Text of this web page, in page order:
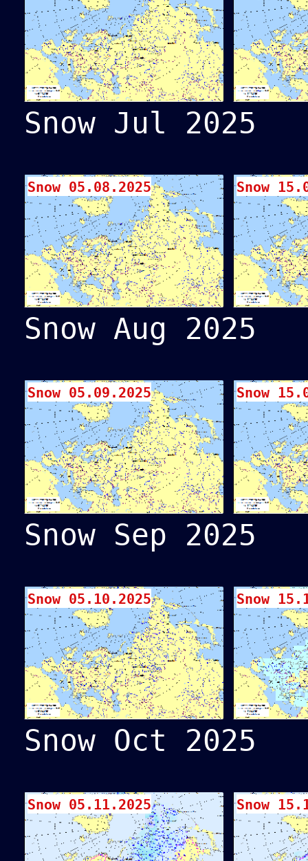
Snow Jul 2025
Snow 05.08.2025 Snow
Snow Aug 2025
Snow 05.09.2025 Snow
Snow Sep 2025
Snow 05.10.2025 Snow
Snow Oct 2025
Snow 05.11.2025 Snow